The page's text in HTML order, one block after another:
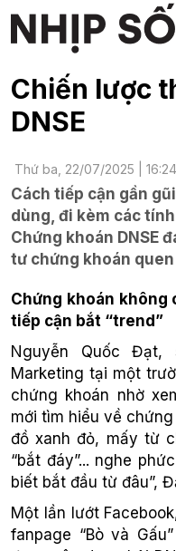
Chiến lược
DNSE
Thứ ba, 22/07/2025 | 16:24
Cách tiếp cận gần
dùng, đi kèm các
Chứng khoán DNSE
tư chứng khoán
Chứng khoán không
tiếp cận bắt “trend”
Nguyễn Quốc Đạt,
Marketing tại một
chứng khoán nhờ
mới tìm hiểu về
đồ xanh đỏ, mấy từ
“bắt đáy”... nghe
biết bắt đầu từ đâu”,
Một lần lướt
fanpage “Bò và